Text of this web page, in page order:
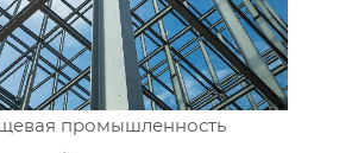
промышленность